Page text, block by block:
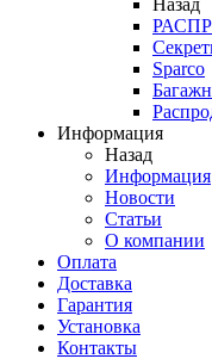
Назад
Sparco
Информация
Назад
Информация
Новости
Статьи
О компании
Оплата
Доставка
Гарантия
Установка
Контакты